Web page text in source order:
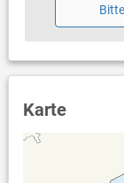
Internet per
Karte